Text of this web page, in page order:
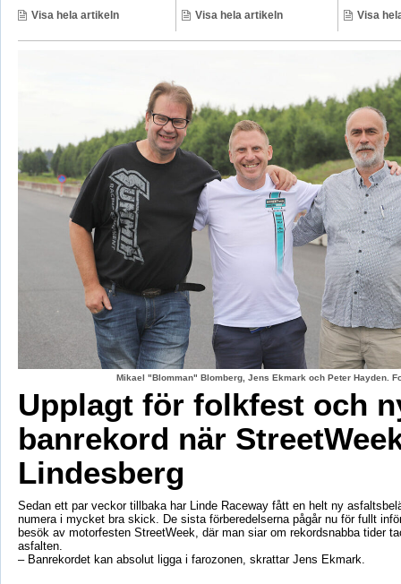
Visa hela artikeln Visa hela artikeln Visa
Mikael "Blomman" Blomberg, Jens Ekmark och Peter Hayden.
Upplagt för folkfest och
banrekord när
Lindesberg
Sedan ett par veckor tillbaka har Linde Raceway fått en helt ny
numera i mycket bra skick. De sista förberedelserna pågår nu för fullt
besök av motorfesten StreetWeek, där man siar om rekordsnabba tider
asfalten.
– Banrekordet kan absolut ligga i farozonen, skrattar Jens Ekmark.